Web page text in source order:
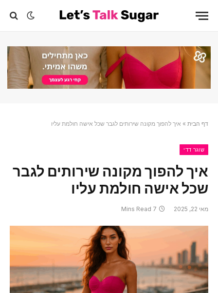
דף הבית » איך להפוך מקונה שירותים לגבר שכל אישה חולמת עליו
שוגר דדי
איך להפוך מקונה שירותים לגבר
שכל אישה חולמת עליו
מאי 22, 2025 7 Mins Read